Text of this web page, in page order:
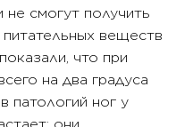
смогут получить
веществ
что при
на два градуса
патологий ног у